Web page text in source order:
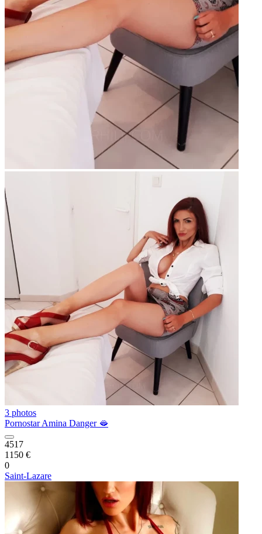
3 photos
Pornostar Amina Danger 🫦
4517
1150 €
0
Saint-Lazare